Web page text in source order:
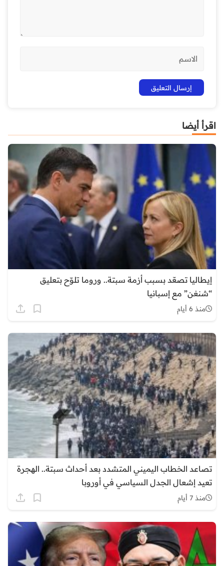
اقرأ أيضا
إيطاليا تصعّد بسبب أزمة سبتة.. وروما تلوّح بتعليق
“شنغن” مع إسبانيا
منذ 6 أيام
تصاعد الخطاب اليميني المتشدد بعد أحداث سبتة.. الهجرة
تعيد إشعال الجدل السياسي في أوروبا
منذ 7 أيام